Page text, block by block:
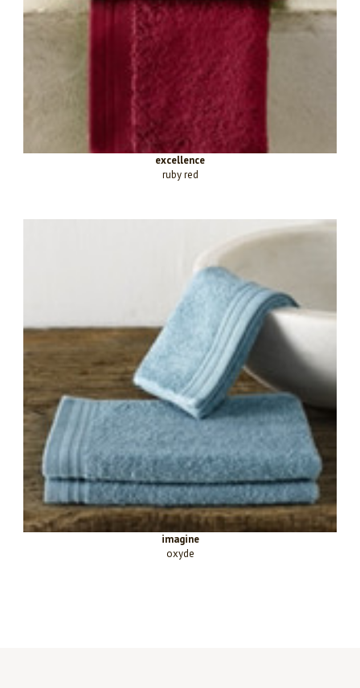
excellence
ruby red
imagine
oxyde